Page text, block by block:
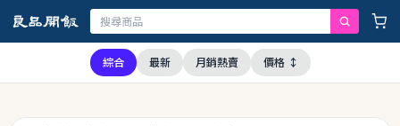
，本公司全品項與上游供應商均未採用問題油品，請安心購買食用
綜合 最新 月銷熱賣 價格 ↕